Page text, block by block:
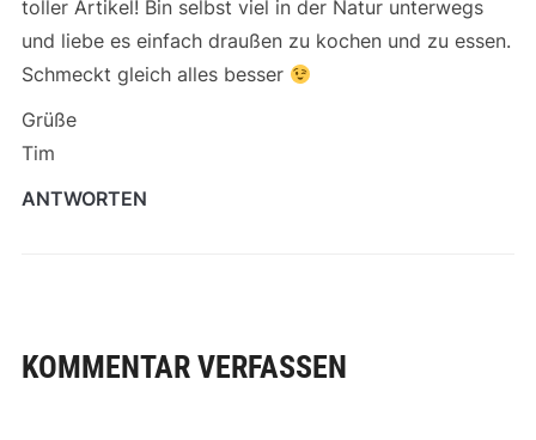
toller Artikel! Bin selbst viel in der Natur unterwegs
und liebe es einfach draußen zu kochen und zu essen.
Schmeckt gleich alles besser
Grüße
Tim
ANTWORTEN
KOMMENTAR VERFASSEN